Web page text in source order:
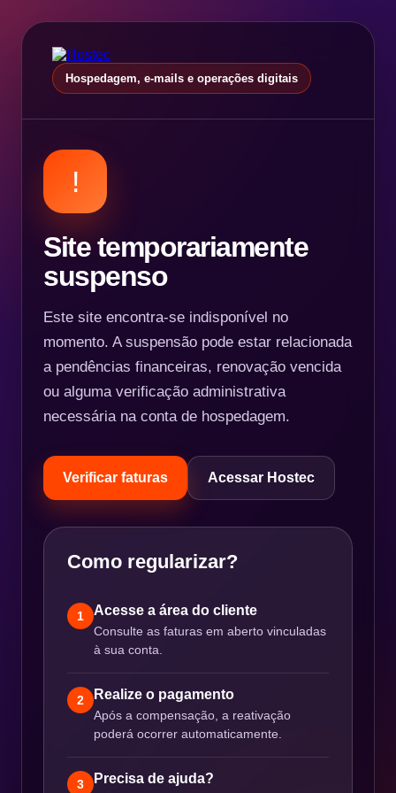
Hospedagem, e-mails e operações digitais
!
Site temporariamente
suspenso
Este site encontra-se indisponível no
momento. A suspensão pode estar relacionada
a pendências financeiras, renovação vencida
ou alguma verificação administrativa
necessária na conta de hospedagem.
Verificar faturas Acessar Hostec
Como regularizar?
1 Acesse a área do cliente
Consulte as faturas em aberto vinculadas
à sua conta.
2 Realize o pagamento
Após a compensação, a reativação
poderá ocorrer automaticamente.
3 Precisa de ajuda?